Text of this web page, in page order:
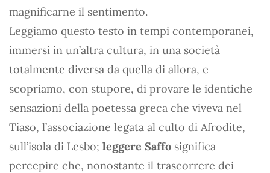
magnificarne il sentimento.
Leggiamo questo testo in tempi contemporanei,
immersi in un’altra cultura, in una società
totalmente diversa da quella di allora, e
scopriamo, con stupore, di provare le identiche
sensazioni della poetessa greca che viveva nel
Tiaso, l’associazione legata al culto di Afrodite,
sull’isola di Lesbo; leggere Saffo significa
percepire che, nonostante il trascorrere dei